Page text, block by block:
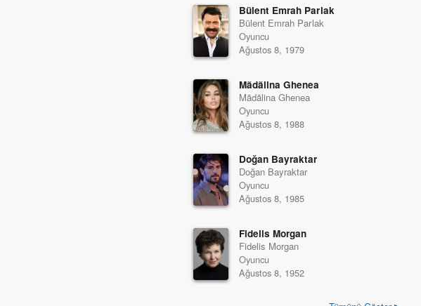
Bülent Emrah Parlak
Bülent Emrah Parlak
Oyuncu
Ağustos 8, 1979
Mãdãlina Ghenea
Mãdãlina Ghenea
Oyuncu
Ağustos 8, 1988
Doğan Bayraktar
Doğan Bayraktar
Oyuncu
Ağustos 8, 1985
Fidelis Morgan
Fidelis Morgan
Oyuncu
Ağustos 8, 1952